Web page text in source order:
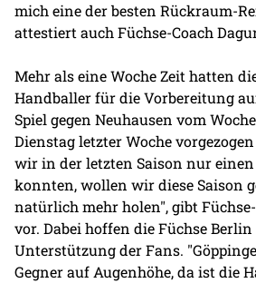
mich eine der besten Rückraum-
attestiert auch Füchse-Coach
Mehr als eine Woche Zeit hatten
Handballer für die Vorbereitung
Spiel gegen Neuhausen vom
Dienstag letzter Woche
wir in der letzten Saison nur
konnten, wollen wir diese Saison
natürlich mehr holen", gibt
vor. Dabei hoffen die Füchse
Unterstützung der Fans.
Gegner auf Augenhöhe, da ist die